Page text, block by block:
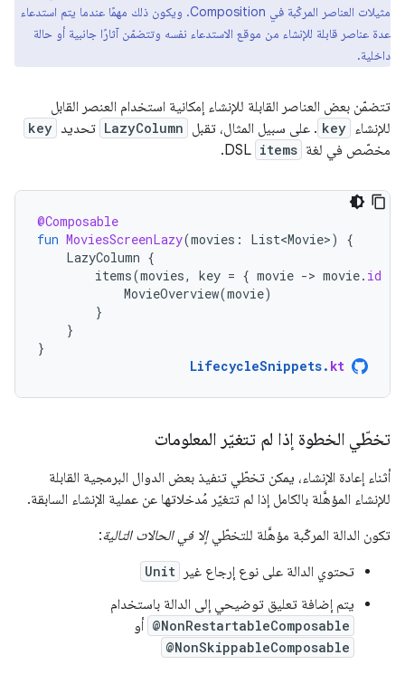
مثيلات العناصر المركّبة في Composition. ويكون ذلك مهمًا عندما يتم استدعاء
عدة عناصر قابلة للإنشاء من موقع الاستدعاء نفسه وتتضمّن آثارًا جانبية أو حالة
داخلية.
تتضمّن بعض العناصر القابلة للإنشاء إمكانية استخدام العنصر القابل
للإنشاء key . على سبيل المثال، تقبل LazyColumn تحديد key
مخصّص في لغة items
@Composable
fun MoviesScreenLazy(movies : List<Movie>)
{
LazyColumn {
items(movies, key = { movie -> movie. id
MovieOverview(movie)
}
}
}
LifecycleSnippets. kt
تخطّي الخطوة إذا لم تتغيّر المعلومات
أثناء إعادة الإنشاء، يمكن تخطّي تنفيذ بعض الدوال البرمجية القابلة
للإنشاء المؤهَّلة بالكامل إذا لم تتغيّر مُدخلاتها عن عملية الإنشاء السابقة.
تكون الدالة المركّبة مؤهَّلة للتخطّيإلا في الحالات التالية:
تحتوي الدالة على نوع إرجاع غير
Unit
يتم إضافة تعليق توضيحي إلى الدالة باستخدام
@NonRestartableComposable أو
@NonSkippableComposable